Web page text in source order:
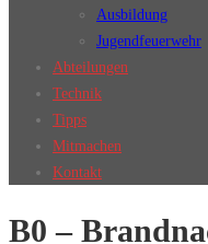
Ausbildung
Jugendfeuerwehr
Abteilungen
Technik
Tipps
Mitmachen
Kontakt
B0 –